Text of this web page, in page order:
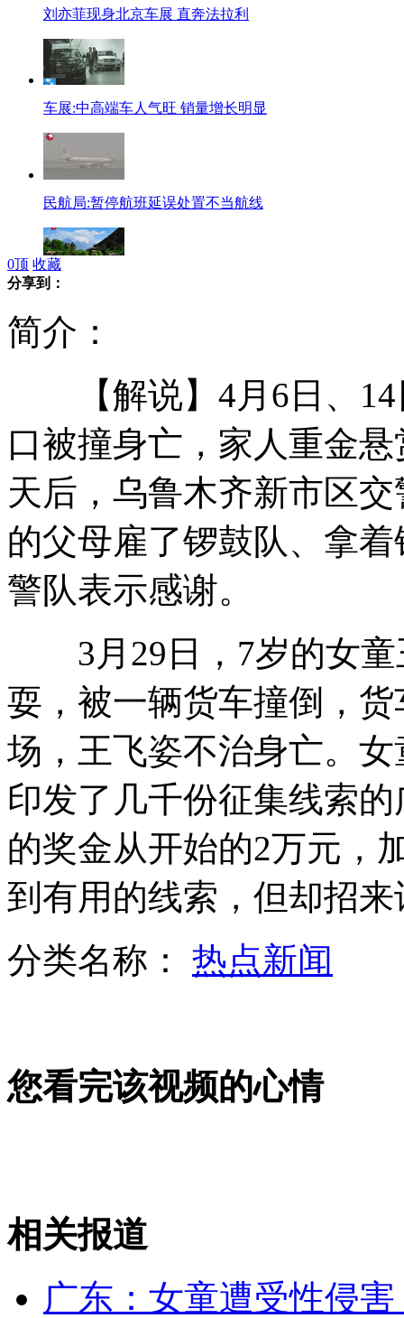
刘亦菲现身北京车展 直奔法拉利
车展:中高端车人气旺 销量增长明显
民航局:暂停航班延误处置不当航线
奥巴马参加脱口秀"挤兑"挑战者
加籍男子没钱买房 自建蛋型树屋
为培养男子气概恢复男女分校惹争议
唯冠仍是IPAD商标合法注册人
日本研发减肥专用"节食眼镜"
山西运城恶犬咬伤多人 警民合力深夜将其击毙
走！跟着总书记去植树
0顶 收藏
分享到：
简介：
【解说】4月6日、14
口被撞身亡，家人重金
天后，乌鲁木齐新市区
的父母雇了锣鼓队、拿
警队表示感谢。
3月29日，7岁的女童
耍，被一辆货车撞倒，
场，王飞姿不治身亡。
印发了几千份征集线索
的奖金从开始的2万元，
到有用的线索，但却招
分类名称： 热点新闻
您看完该视频的心情
相关报道
广东：女童遭受性侵